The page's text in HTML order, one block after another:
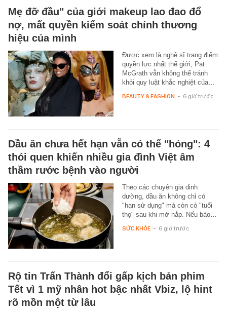
Mẹ đỡ đầu" của giới makeup lao đao đổ
nợ, mất quyền kiểm soát chính thương
hiệu của mình
Được xem là nghệ sĩ trang điểm
quyền lực nhất thế giới, Pat
McGrath vẫn không thể tránh
khỏi quy luật khắc nghiệt của…
BEAUTY & FASHION - 6 giờ trước
Dầu ăn chưa hết hạn vẫn có thể "hỏng": 4
thói quen khiến nhiều gia đình Việt âm
thầm rước bệnh vào người
Theo các chuyên gia dinh
dưỡng, dầu ăn không chỉ có
"hạn sử dụng" mà còn có "tuổi
thọ" sau khi mở nắp. Nếu bảo…
SỨC KHỎE - 6 giờ trước
Rộ tin Trấn Thành đổi gấp kịch bản phim
Tết vì 1 mỹ nhân hot bậc nhất Vbiz, lộ hint
rõ mồn một từ lâu